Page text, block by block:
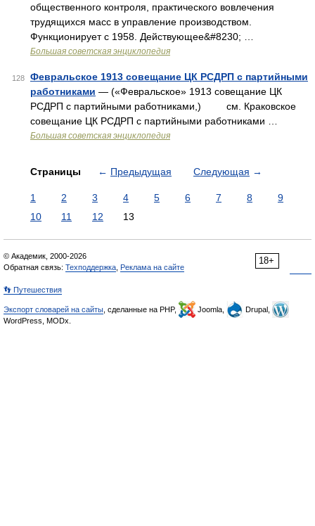
общественного контроля, практического вовлечения
трудящихся масс в управление производством.
Функционирует с 1958. Действующее&#8230; …
Большая советская энциклопедия
128
Февральское 1913 совещание ЦК РСДРП с партийными
работниками — («Февральское» 1913 совещание ЦК
РСДРП с партийными работниками,) см. Краковское
совещание ЦК РСДРП с партийными работниками …
Большая советская энциклопедия
Страницы ← Предыдущая Следующая →
1 2 3 4 5 6 7 8
9
10
11 12 13
18+
© Академик, 2000-2026
Обратная связь: Техподдержка Реклама на сайте
👣 Путешествия
Экспорт словарей на сайты , сделанные на PHP, Joomla,
Drupal,
WordPress, MODx.